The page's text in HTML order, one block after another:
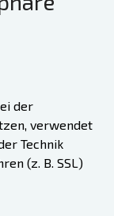
der
verwendet
Technik
(z. B. SSL)